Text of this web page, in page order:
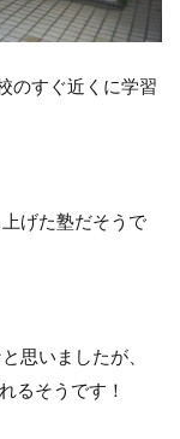
のすぐ近くに学習
げた塾だそうで
思いましたが、
るそうです！